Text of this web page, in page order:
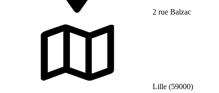
2 rue Balzac
Lille (59000)